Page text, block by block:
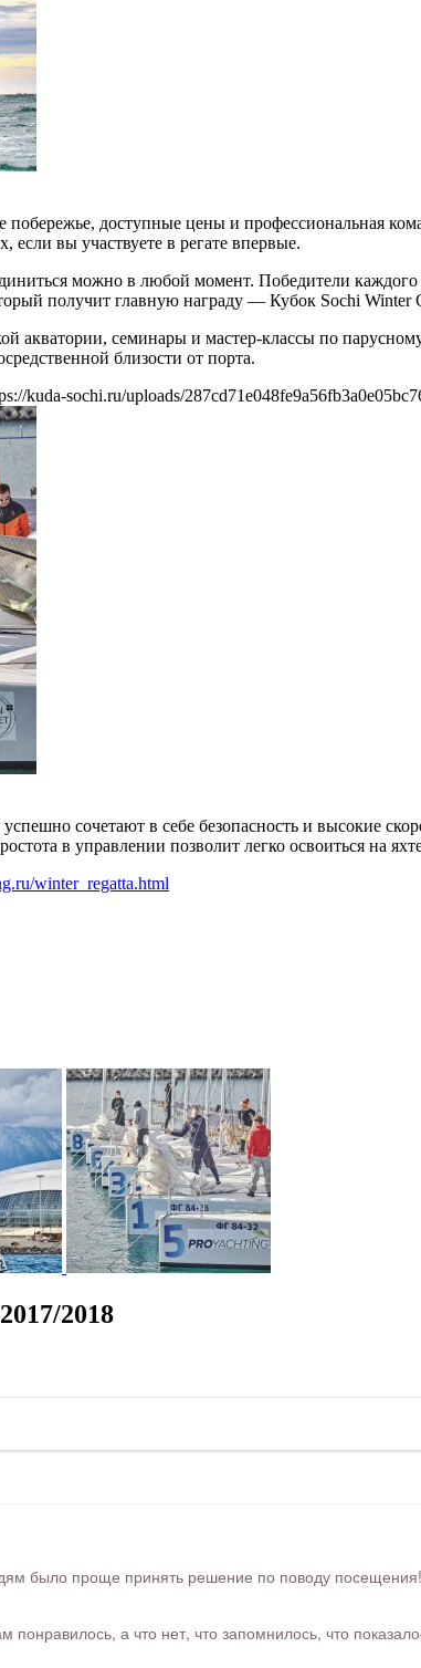
доступные цены и профессиональная
если вы участвуете в регате впервые.
можно в любой момент. Победители
получит главную награду — Кубок Sochi Winter
акватории, семинары и мастер-классы по
близости от порта.
kuda-sochi.ru/uploads/
сочетают в себе безопасность и высокие
в управлении позволит легко освоиться на
winter_regatta.html
2018
было проще принять решение по поводу посещения!
а что нет, что запомнилось, что